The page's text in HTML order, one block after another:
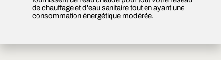
de chauffage et d'eau sanitaire tout en ayant une
consommation énergétique modérée.